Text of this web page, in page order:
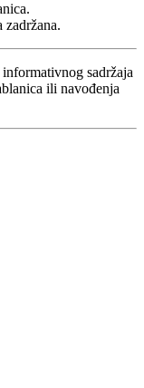
zadržana.
sadržaja
ili navođenja